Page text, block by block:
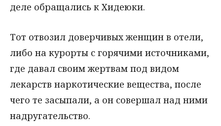
деле обращались к Хидеюки.
Тот отвозил доверчивых женщин в отели,
либо на курорты с горячими источниками,
где давал своим жертвам под видом
лекарств наркотические вещества, после
чего те засыпали, а он совершал над ними
надругательство.